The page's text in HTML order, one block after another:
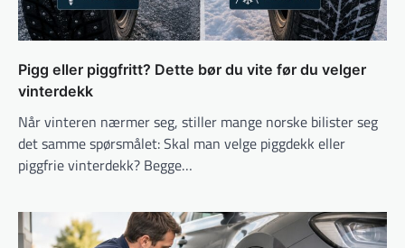
Pigg eller piggfritt? Dette bør du vite før du velger
vinterdekk
Når vinteren nærmer seg, stiller mange norske bilister seg
det samme spørsmålet: Skal man velge piggdekk eller
piggfrie vinterdekk? Begge…